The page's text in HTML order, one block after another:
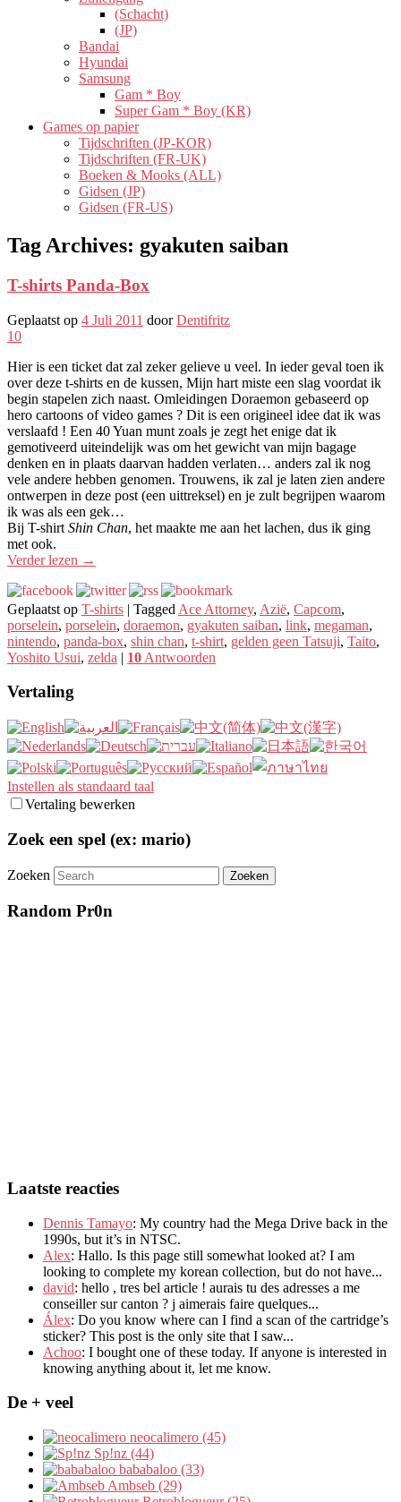
(Schacht)
(JP)
Bandai
Hyundai
Samsung
Gam * Boy
Super Gam * Boy (KR)
Games op papier
Tijdschriften (JP-KOR)
Tijdschriften (FR-UK)
Boeken & Mooks (ALL)
Gidsen (JP)
Gidsen (FR-US)
Tag Archives: gyakuten saiban
T-shirts Panda-Box
Geplaatst op 4 Juli 2011 doorDentifritz
10
Hier is een ticket dat zal zeker gelieve u veel. In ieder geval toen ik
over deze t-shirts en de kussen, Mijn hart miste een slag voordat ik
begin stapelen zich naast. Omleidingen Doraemon gebaseerd op
hero cartoons of video games ? Dit is een origineel idee dat ik was
verslaafd ! Een 40 Yuan munt zoals je zegt het enige dat ik
gemotiveerd uiteindelijk was om het gewicht van mijn bagage
denken en in plaats daarvan hadden verlaten… anders zal ik nog
vele andere hebben genomen. Trouwens, ik zal je laten zien andere
ontwerpen in deze post (een uittreksel) en je zult begrijpen waarom
ik was als een gek…
Bij T-shirt Shin Chan, het maakte me aan het lachen, dus ik ging
met ook.
Verder lezen →
Geplaatst op T-shirts | Tagged Ace Attorney, Azië, Capcom,
porselein, porselein, doraemon, gyakuten saiban, link, megaman,
nintendo, panda-box, shin chan, t-shirt, gelden geen Tatsuji, Taito,
Yoshito Usui, zelda | 10 Antwoorden
Vertaling
Instellen als standaard taal
Vertaling bewerken
Zoek een spel (ex: mario)
Zoeken
Random Pr0n
Laatste reacties
Dennis Tamayo: My country had the Mega Drive back in the
1990s, but it’s in NTSC.
Alex: Hallo. Is this page still somewhat looked at? I am
looking to complete my korean collection, but do not have...
david: hello , tres bel article ! aurais tu des adresses a me
conseiller sur canton ? j aimerais faire quelques...
Álex: Do you know where can I find a scan of the cartridge’s
sticker? This post is the only site that I saw...
Achoo: I bought one of these today. If anyone is interested in
knowing anything about it, let me know.
De + veel
neocalimero (45)
Sp!nz (44)
bababaloo (33)
Ambseb (29)